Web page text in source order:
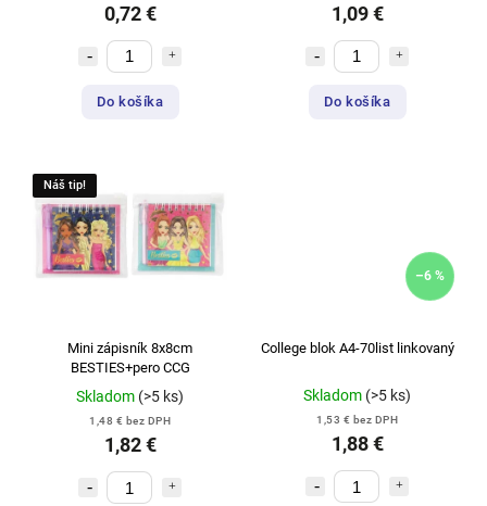
0,72 €
Do košíka
1,09 €
Do košíka
Náš tip!
Mini zápisník 8x8cm
BESTIES+pero CCG
Skladom (>5 ks)
1,48 € bez DPH
1,82 €
–6 %
College blok A4-70list linkovaný
Skladom (>5 ks)
1,53 € bez DPH
1,88 €